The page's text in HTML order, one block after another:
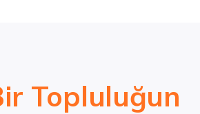
Topluluğun